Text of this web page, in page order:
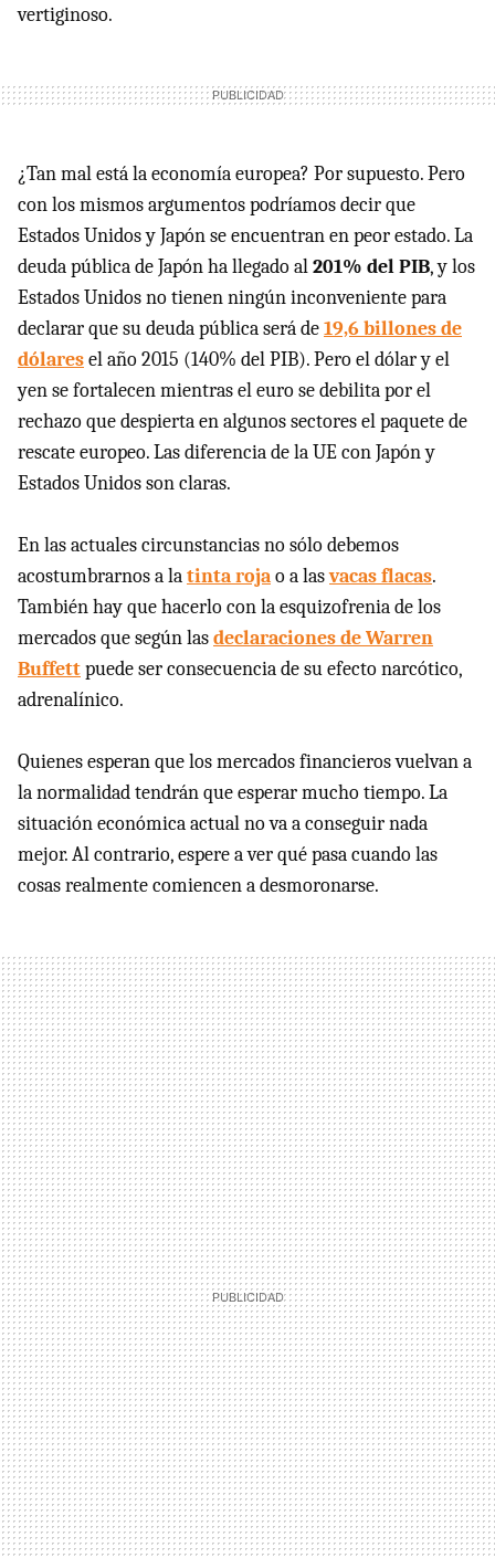
vertiginoso.
¿Tan mal está la economía europea? Por supuesto. Pero
con los mismos argumentos podríamos decir que
Estados Unidos y Japón se encuentran en peor estado. La
deuda pública de Japón ha llegado al201% del PIB, y los
Estados Unidos no tienen ningún inconveniente para
declarar que su deuda pública será de19,6 billones de
dólaresel año 2015 (140% delPIB). Pero el dólar y el
yen se fortalecen mientras el euro se debilita por el
rechazo que despierta en algunos sectores el paquete de
rescate europeo. Las diferencia de la UE con Japón y
Estados Unidos son claras.
En las actuales circunstancias no sólo debemos
acostumbrarnos a latinta rojao a lasvacas flacas.
También hay que hacerlo con la esquizofrenia de los
mercados que según lasdeclaraciones de Warren
Buffettpuede ser consecuencia de su efecto narcótico,
adrenalínico.
Quienes esperan que los mercados financieros vuelvan a
la normalidad tendrán que esperar mucho tiempo. La
situación económica actual no va a conseguir nada
mejor. Al contrario, espere a ver qué pasa cuando las
cosas realmente comiencen a desmoronarse.